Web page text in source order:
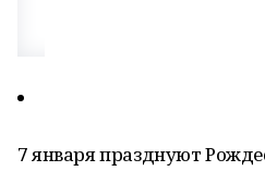
7 января празднуют